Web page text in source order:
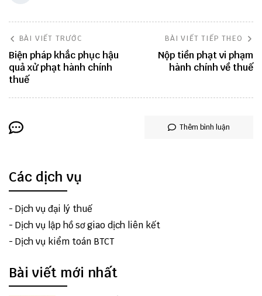
BÀI VIẾT TRƯỚC
Biện pháp khắc phục hậu
quả xử phạt hành chính
thuế
BÀI VIẾT TIẾP THEO
Nộp tiền phạt vi phạm
hành chính về thuế
Thêm bình luận
Các dịch vụ
- Dịch vụ đại lý thuế
- Dịch vụ lập hồ sơ giao dịch liên kết
- Dịch vụ kiểm toán BTCT
Bài viết mới nhất